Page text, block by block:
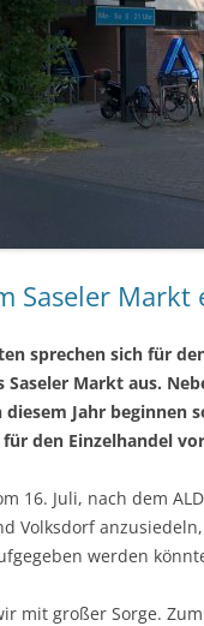
Saseler
sprechen sich für
Markt aus.
diesem Jahr beginnen
den Einzelhandel
16. Juli, nach dem
Volksdorf
werden
mit großer Sorge.